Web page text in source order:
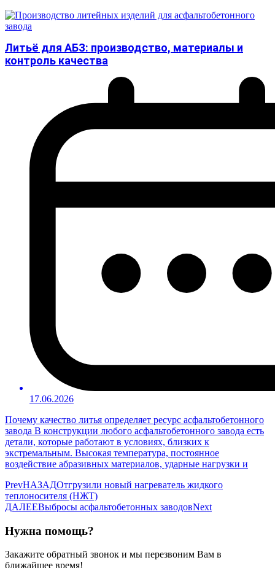
Литьё для АБЗ: производство, материалы и
контроль качества
17.06.2026
Почему качество литья определяет ресурс асфальтобетонного
завода В конструкции любого асфальтобетонного завода есть
детали, которые работают в условиях, близких к
экстремальным. Высокая температура, постоянное
воздействие абразивных материалов, ударные нагрузки и
PrevНАЗАДОтгрузили новый нагреватель жидкого
теплоносителя (НЖТ)
ДАЛЕЕВыбросы асфальтобетонных заводовNext
Нужна помощь?
Закажите обратный звонок и мы перезвоним Вам в
ближайшее время!